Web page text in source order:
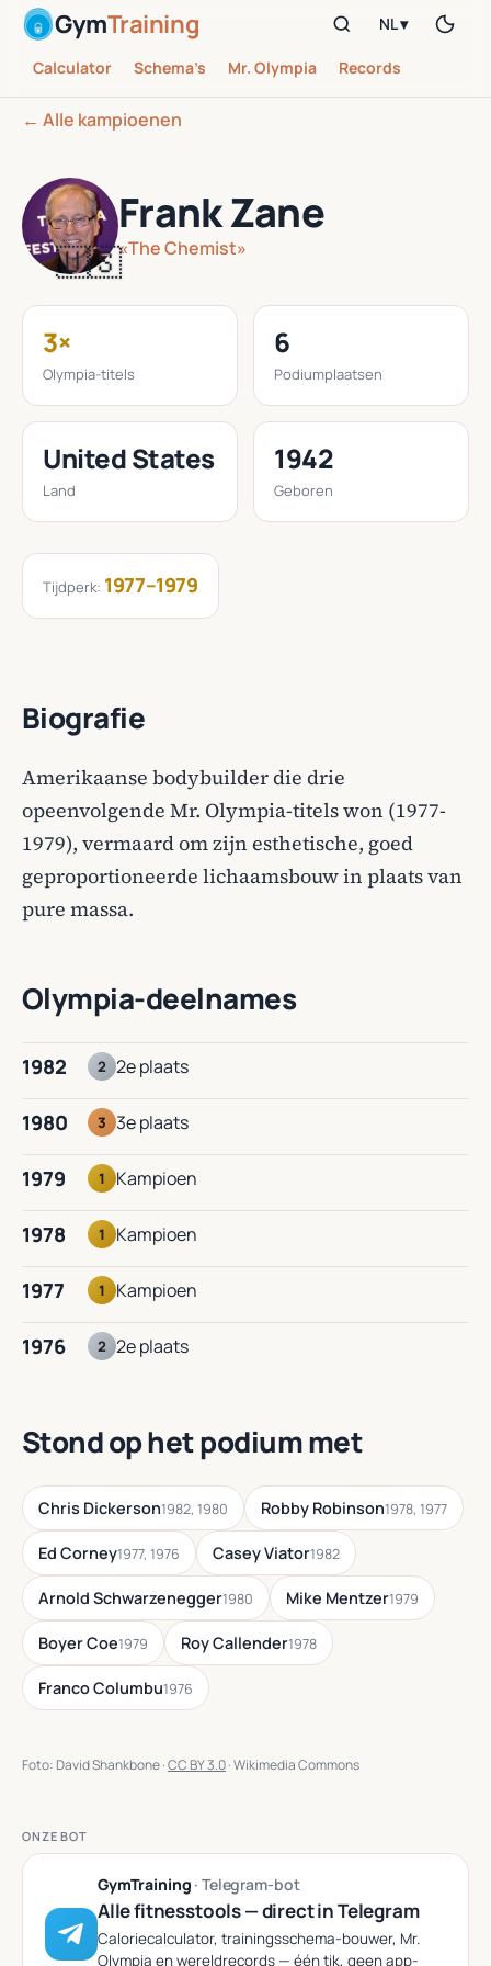
GymTraining
Calculator Schema’s Mr. Olympia Records
NL ▾
← Alle kampioenen
🇺🇸
Frank Zane
«The Chemist»
3×
Olympia-titels
6
Podiumplaatsen
United States
Land
1942
Geboren
Tijdperk: 1977–1979
Biografie
Amerikaanse bodybuilder die drie
opeenvolgende Mr. Olympia-titels won (1977-
1979), vermaard om zijn esthetische, goed
geproportioneerde lichaamsbouw in plaats van
pure massa.
Olympia-deelnames
1982 2 2e plaats
1980 3 3e plaats
1979 1 Kampioen
1978 1 Kampioen
1977 1 Kampioen
1976 2 2e plaats
Stond op het podium met
Chris Dickerson1982, 1980 Robby Robinson1978, 1977
Ed Corney1977, 1976 Casey Viator1982
Arnold Schwarzenegger1980 Mike Mentzer1979
Boyer Coe1979 Roy Callender1978
Franco Columbu1976
Foto: David Shankbone ·CC BY 3.0· Wikimedia Commons
ONZE BOT
GymTraining · Telegram-bot
Alle fitnesstools — direct in Telegram
Caloriecalculator, trainingsschema-bouwer, Mr.
Olympia en wereldrecords — één tik, geen app-